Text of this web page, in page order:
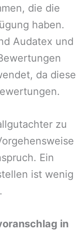
die die
haben.
Audatex und
da diese
zu
Ein
ist wenig
in